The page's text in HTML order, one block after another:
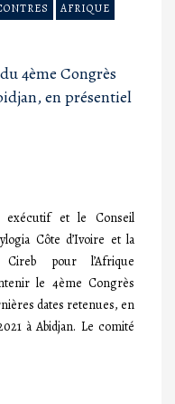
AFRIQUE
4ème Congrès
en présentiel
exécutif et le Conseil
Côte d’Ivoire et la
pour l’Afrique
le 4ème Congrès
dates retenues, en
à Abidjan. Le comité